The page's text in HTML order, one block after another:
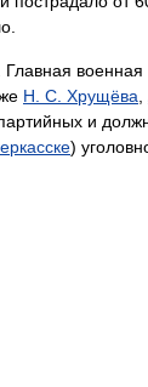
Главная
Н. С. Хрущёва
и
)